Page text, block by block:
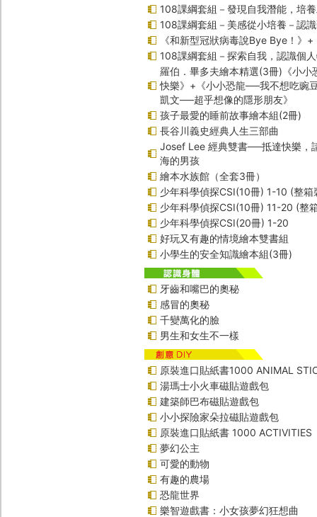
108課綱套組－發現自我潛能，培
108課綱套組－美感從小培養－認
《和新型冠狀病毒說Bye Bye！》
108課綱套組－探索自我，認識個
羅伯．畢多夫繪本精選(3冊)《小
快樂》+《小小恐龍──我不想吃豌
凱文──超乎想像的隱形朋友》
孩子最愛的睡前故事繪本組(2冊)
長谷川義史經典人生三部曲
Josef Lee 經典雙書──抵達快樂，
海的男孩
繪本水族館（全套3冊）
少年科學偵探CSI(10冊) 1-10 (整箱
少年科學偵探CSI(10冊) 11-20 (整
少年科學偵探CSI(20冊) 1-20
好玩又有趣的情境繪本雙書組
小學生的安全知識繪本組(3冊)
牙齒和嘴巴的奧秘
感冒的奧秘
千變萬化的臉
男生和女生不一樣
原裝進口貼紙書1000 ANIMAL
湯瑪士小火車磁貼遊戲包
建築師巴布磁貼遊戲包
小小探險家朵拉磁貼遊戲包
原裝進口貼紙書 1000 ACTIVITIES
夢幻公主
可愛的動物
有趣的農場
恐龍世界
樂智遊戲書：小女孩夢幻狂想曲